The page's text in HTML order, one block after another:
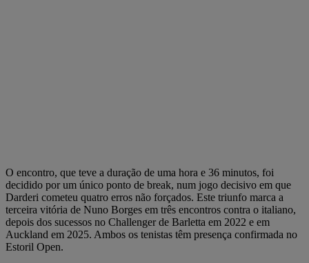
O encontro, que teve a duração de uma hora e 36 minutos, foi
decidido por um único ponto de break, num jogo decisivo em que
Darderi cometeu quatro erros não forçados. Este triunfo marca a
terceira vitória de Nuno Borges em três encontros contra o italiano,
depois dos sucessos no Challenger de Barletta em 2022 e em
Auckland em 2025. Ambos os tenistas têm presença confirmada no
Estoril Open.